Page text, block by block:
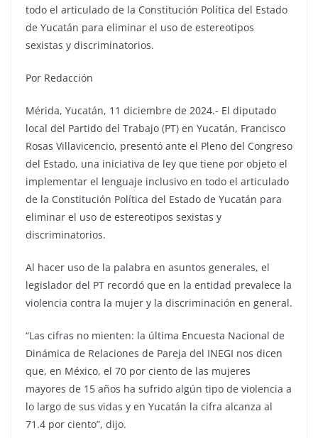
todo el articulado de la Constitución Política del Estado
de Yucatán para eliminar el uso de estereotipos
sexistas y discriminatorios.
Por Redacción
Mérida, Yucatán, 11 diciembre de 2024.- El diputado
local del Partido del Trabajo (PT) en Yucatán, Francisco
Rosas Villavicencio, presentó ante el Pleno del Congreso
del Estado, una iniciativa de ley que tiene por objeto el
implementar el lenguaje inclusivo en todo el articulado
de la Constitución Política del Estado de Yucatán para
eliminar el uso de estereotipos sexistas y
discriminatorios.
Al hacer uso de la palabra en asuntos generales, el
legislador del PT recordó que en la entidad prevalece la
violencia contra la mujer y la discriminación en general.
“Las cifras no mienten: la última Encuesta Nacional de
Dinámica de Relaciones de Pareja del INEGI nos dicen
que, en México, el 70 por ciento de las mujeres
mayores de 15 años ha sufrido algún tipo de violencia a
lo largo de sus vidas y en Yucatán la cifra alcanza al
71.4 por ciento”, dijo.